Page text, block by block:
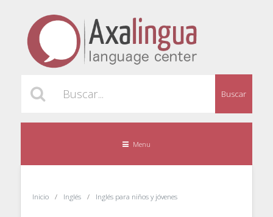
Buscar
Menu
Inicio Inglés Inglés para niños y jóvenes